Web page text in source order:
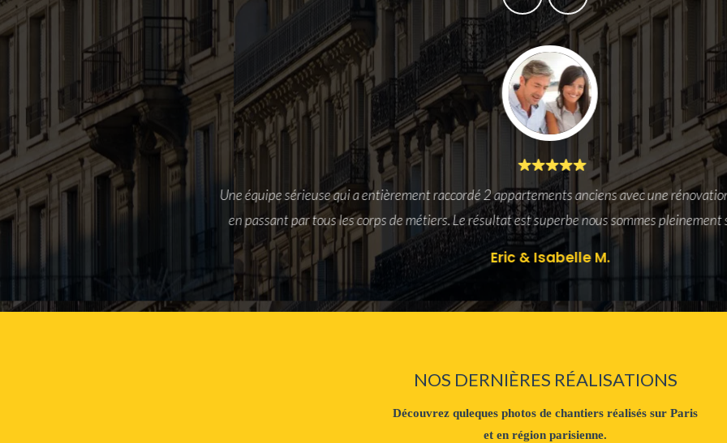
wiring
Une équipe sérieuse qui a entièrement raccordé 2 appartements anciens avec une
en passant par tous les corps de métiers. Le résultat est superbe nous sommes pleinement
Eric & Isabelle M.
NOS DERNIÈRES RÉALISATIONS
Découvrez quleques photos de chantiers réalisés sur Paris
et en région parisienne.